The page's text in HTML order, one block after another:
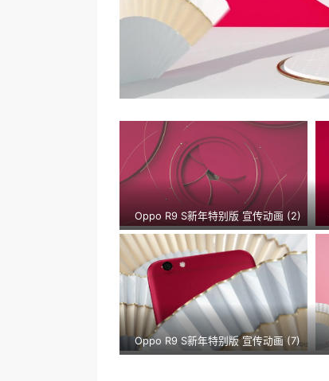
Oppo R9 S新年特别版 宣传动画 (2)
Oppo R9 S新年特别版 宣传动画 (7)